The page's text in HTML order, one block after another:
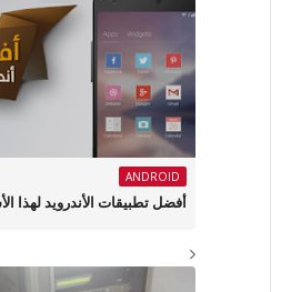
ANDROID
أفضل تطبيقات الأندرويد لهذا